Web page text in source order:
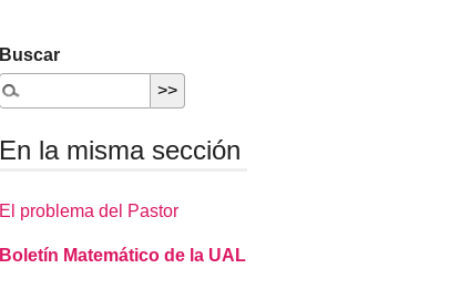
Buscar
En la misma sección
El problema del Pastor
Boletín Matemático de la UAL